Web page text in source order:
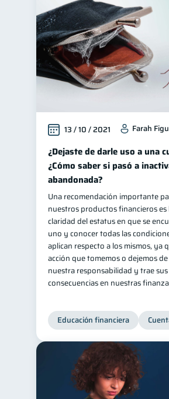
13 / 10 / 2021 Farah
¿Dejaste de darle uso a una
¿Cómo saber si pasó a
abandonada?
Una recomendación importante
nuestros productos financieros es
claridad del estatus en que se
uno y conocer todas las
aplican respecto a los mismos, ya
acción que tomemos o dejemos
nuestra responsabilidad y trae sus
consecuencias en nuestras
Educación financiera